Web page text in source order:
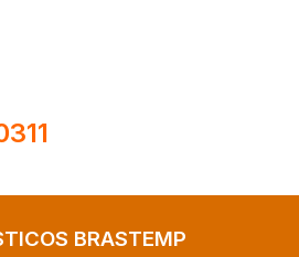
BRASTEMP